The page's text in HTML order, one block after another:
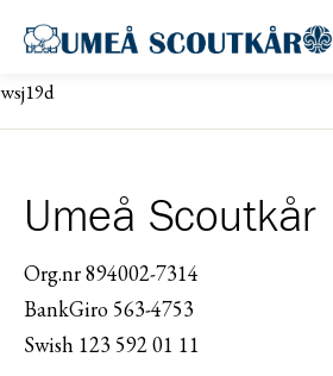
wsj19d
Umeå Scoutkår
Org.nr 894002-7314
BankGiro 563-4753
Swish 123 592 01 11